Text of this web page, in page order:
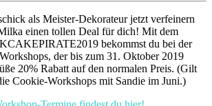
als Meister-Dekorateur jetzt verfeinern
einen tollen Deal für dich! Mit dem
bekommst du bei der
der bis zum 31. Oktober 2019
20% Rabatt auf den normalen Preis. (Gilt
Cookie-Workshops mit Sandie im Juni.)